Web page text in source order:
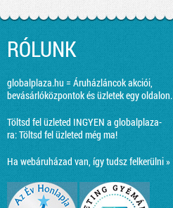
RÓLUNK
globalplaza.hu = Áruházláncok akciói,
bevásárlóközpontok és üzletek egy oldalon.
Töltsd fel üzleted INGYEN a globalplaza-
ra:Töltsd fel üzleted még ma!
Ha webáruházad van, így tudsz felkerülni »